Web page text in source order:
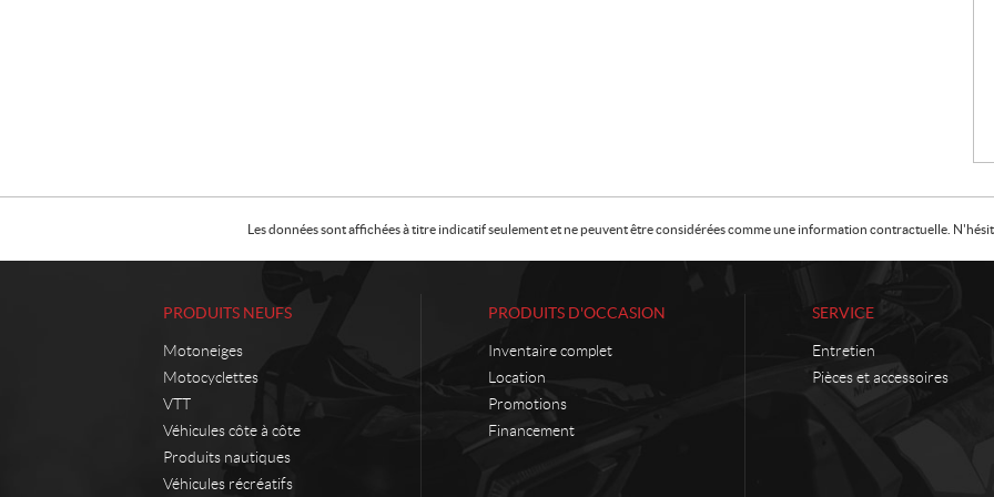
Les données sont affichées à titre indicatif seulement et ne peuvent être considérées comme une information contractuelle.
PRODUITS NEUFS
Motoneiges
Motocyclettes
VTT
Véhicules côte à côte
Produits nautiques
Véhicules récréatifs
PRODUITS D'OCCASION
Inventaire complet
Location
Promotions
Financement
SERVICE
Entretien
Pièces et accessoires